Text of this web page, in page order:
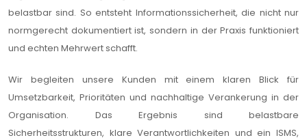
belastbar sind. So entsteht Informationssicherheit, die nicht nur
normgerecht dokumentiert ist, sondern in der Praxis funktioniert
und echten Mehrwert schafft.
Wir begleiten unsere Kunden mit einem klaren Blick für
Umsetzbarkeit, Prioritäten und nachhaltige Verankerung in der
Organisation. Das Ergebnis sind belastbare
Sicherheitsstrukturen, klare Verantwortlichkeiten und ein ISMS,